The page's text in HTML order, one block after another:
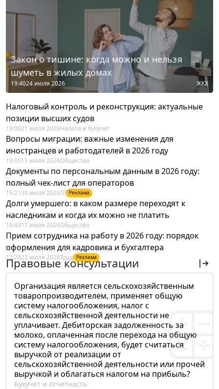
Закон о тишине: когда можно и нельзя
шуметь в жилых домах
19:4024 июля 2026 ЖКХ
Налоговый контроль и реконструкция: актуальные
позиции высших судов
19:0621 июля 2026Налоги и бухучет
Вопросы миграции: важные изменения для
иностранцев и работодателей в 2026 году
19:0515 июля 2026Общество
Документы по персональным данным в 2026 году:
полный чек-лист для операторов
15:21 30 июля 2026IT Реклама
Долги умершего: в каком размере переходят к
наследникам и когда их можно не платить
19:4317 июля 2026Общество
Прием сотрудника на работу в 2026 году: порядок
оформления для кадровика и бухгалтера
12:2822 июля 2026Труд Реклама
Правовые консультации
Организация является сельскохозяйственным
товаропроизводителем, применяет общую
систему налогообложения, налог с
сельскохозяйственной деятельности не
уплачивает. Дебиторская задолженность за
молоко, оплаченная после перехода на общую
систему налогообложения, будет считаться
выручкой от реализации от
сельскохозяйственной деятельности или прочей
выручкой и облагаться налогом на прибыль?
Бухучет и отчетность